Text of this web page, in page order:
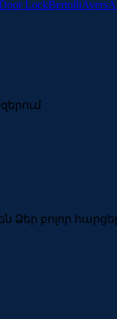
LockBertolliAvers
բոլոր